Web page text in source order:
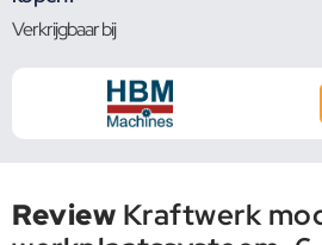
Verkrijgbaar bij
Review Kraftwerk